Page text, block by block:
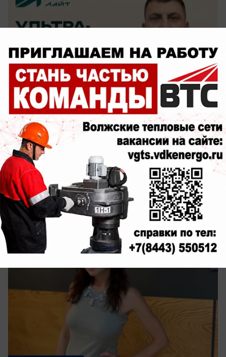
сегодня в 15:00 0
Поздравления
Поздравляем Руслану Краснову с Днем
Рождения!